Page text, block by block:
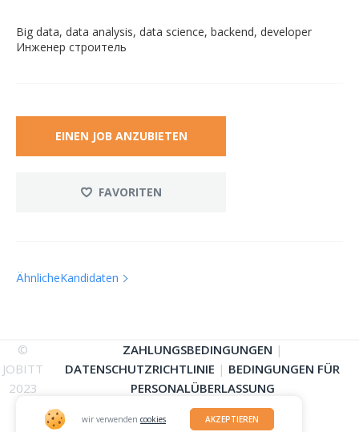
Big data, data analysis, data science, backend, developer
Инженер строитель
EINEN JOB ANZUBIETEN
FAVORITEN
ÄhnlicheKandidaten
©
JOBITT
2023
ZAHLUNGSBEDINGUNGEN |
DATENSCHUTZRICHTLINIE | BEDINGUNGEN FÜR
PERSONALÜBERLASSUNG
wir verwenden cookies AKZEPTIEREN